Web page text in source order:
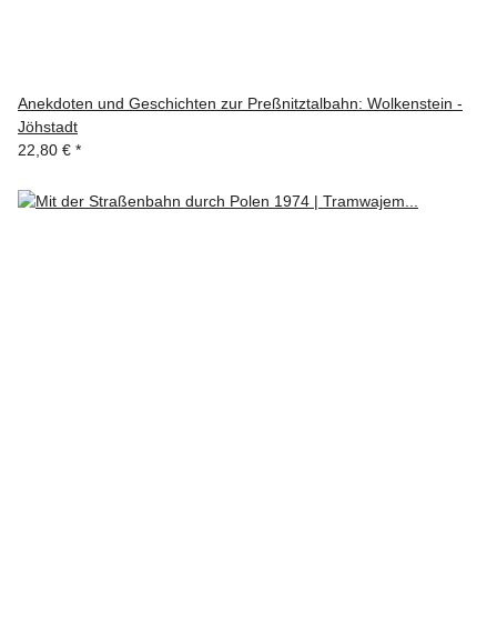
Anekdoten und Geschichten zur Preßnitztalbahn: Wolkenstein -
Jöhstadt
22,80 € *